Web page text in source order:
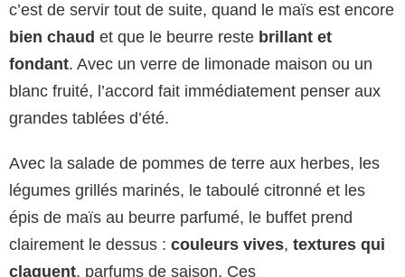
c’est de servir tout de suite, quand le maïs est encore
bien chaud et que le beurre reste brillant et
fondant. Avec un verre de limonade maison ou un
blanc fruité, l’accord fait immédiatement penser aux
grandes tablées d’été.
Avec la salade de pommes de terre aux herbes, les
légumes grillés marinés, le taboulé citronné et les
épis de maïs au beurre parfumé, le buffet prend
clairement le dessus : couleurs vives, textures qui
claquent, parfums de saison. Ces